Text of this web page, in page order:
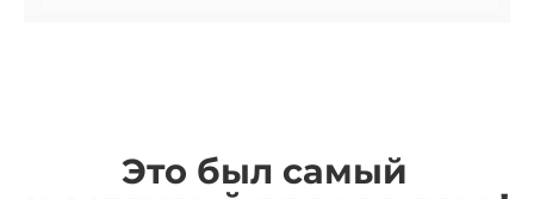
Это был самый